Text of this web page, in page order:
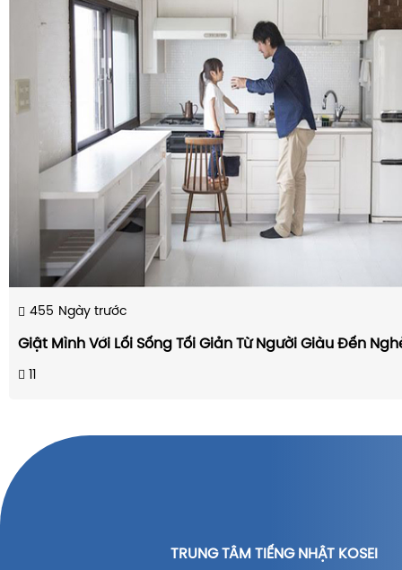
455 Ngày trước
Giật Mình Với Lối Sống Tối Giản Từ Người Giàu Đến
11
TRUNG TÂM TIẾNG NHẬT KOSEI